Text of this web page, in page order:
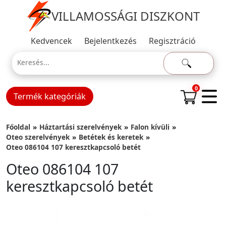
VILLAMOSSÁGI DISZKONT
Kedvencek Bejelentkezés Regisztráció
Termék kategóriák
0
Főoldal Háztartási szerelvények
Falon kívüli
Oteo szerelvények
Betétek és keretek
Oteo 086104 107 keresztkapcsoló betét
Oteo 086104 107
keresztkapcsoló betét